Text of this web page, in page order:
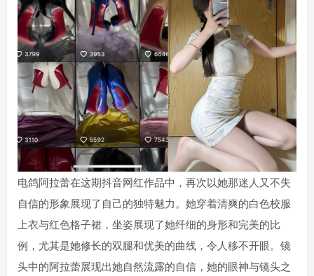
电鸽阿拉蕾在这期抖音网红作品中，再次以她那迷人又不失
自信的形象展现了自己的独特魅力。她穿着清爽的白色校服
上衣与红色格子裙，坐姿展现了她纤细的身形和完美的比
例，尤其是她修长的双腿和优美的曲线，令人移不开眼。镜
头中的阿拉蕾展现出她自然流露的自信，她的眼神与镜头之